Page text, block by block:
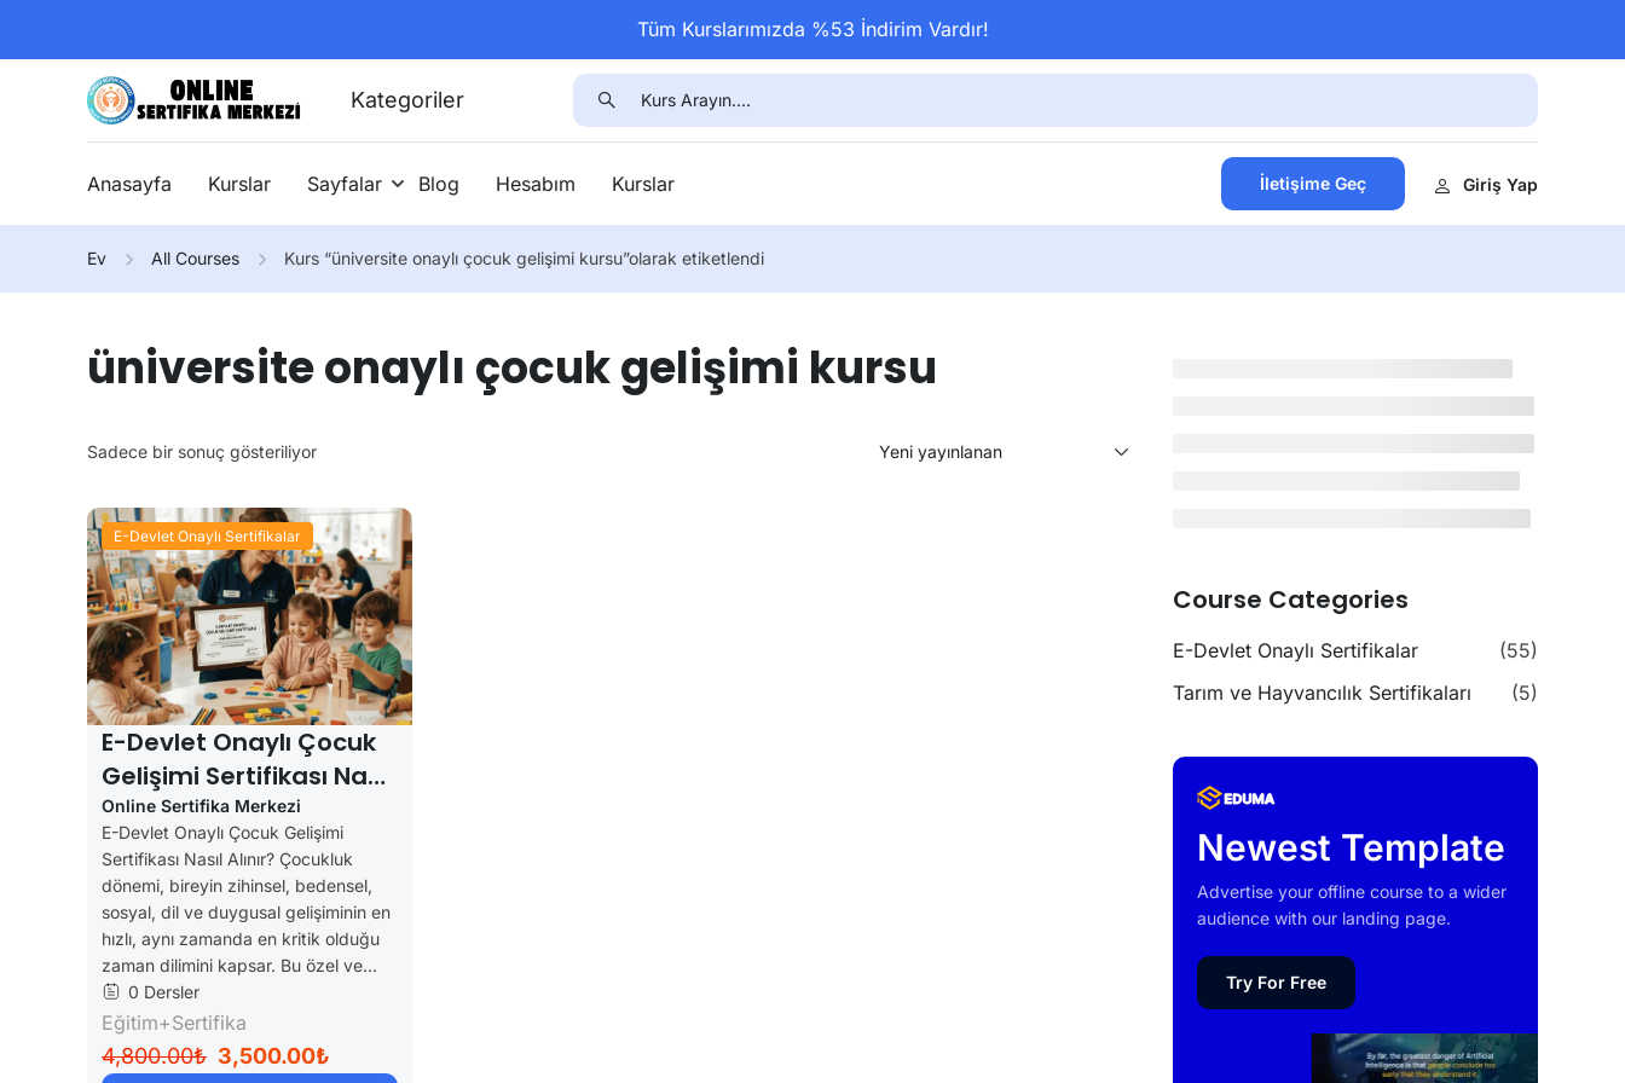
Tüm Kurslarımızda %53 İndirim Vardır!
Kategoriler
Anasayfa Kurslar Sayfalar Blog Hesabım Kurslar İletişime Geç Giriş Yap
Ev All Courses Kurs “üniversite onaylı çocuk gelişimi kursu”olarak etiketlendi
üniversite onaylı çocuk gelişimi kursu
Sadece bir sonuç gösteriliyor
E-Devlet Onaylı Sertifikalar
E-Devlet Onaylı Çocuk
Gelişimi Sertifikası Nasıl
Alınır?
Online Sertifika Merkezi
E-Devlet Onaylı Çocuk Gelişimi
Sertifikası Nasıl Alınır? Çocukluk
dönemi, bireyin zihinsel, bedensel,
sosyal, dil ve duygusal gelişiminin en
hızlı, aynı zamanda en kritik olduğu
zaman dilimini kapsar. Bu özel ve...
0 Dersler
Eğitim+Sertifika
4,800.00₺ 3,500.00₺
Course Categories
E-Devlet Onaylı Sertifikalar
(55)
Tarım ve Hayvancılık Sertifikaları
(5)
Newest Template
Advertise your offline course to a wider
audience with our landing page.
Try For Free